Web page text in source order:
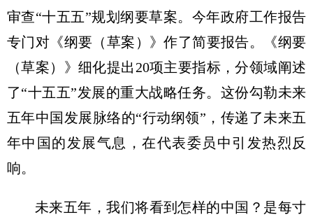
审查“十五五”规划纲要草案。今年政府工作报告
专门对《纲要（草案）》作了简要报告。《纲要
（草案）》细化提出20项主要指标，分领域阐述
了“十五五”发展的重大战略任务。这份勾勒未来
五年中国发展脉络的“行动纲领”，传递了未来五
年中国的发展气息，在代表委员中引发热烈反
响。
未来五年，我们将看到怎样的中国？是每寸